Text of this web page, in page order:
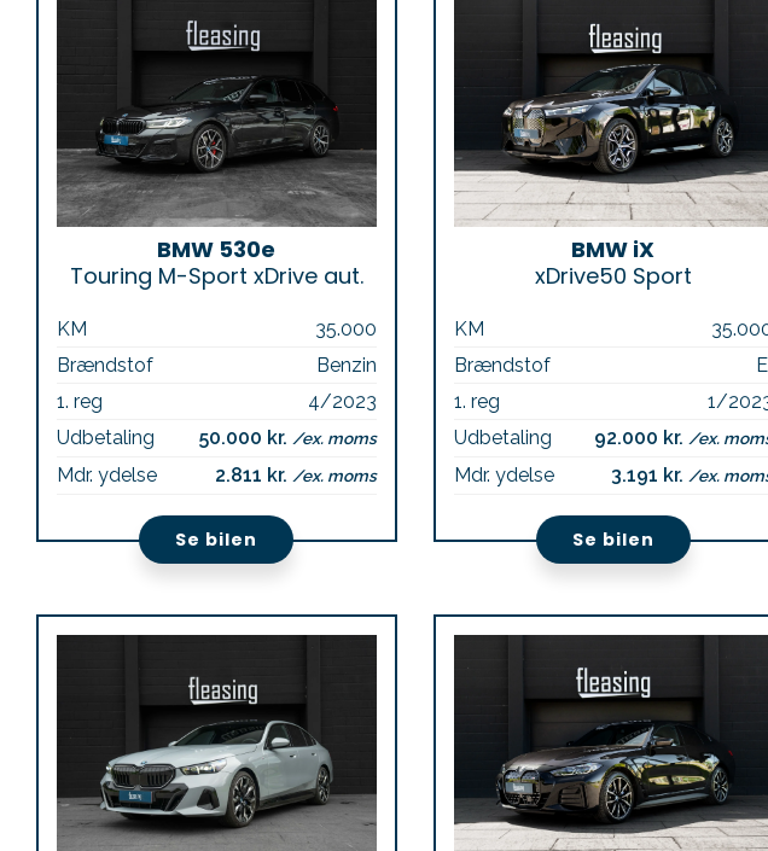
BMW 530e
Touring M-Sport xDrive aut.
KM
35.000
Brændstof
Benzin
1. reg
4/2023
Udbetaling
50.000 kr. /ex. moms
Mdr. ydelse 2.811 kr. /ex. moms
Se bilen
BMW iX
xDrive50 Sport
KM
Brændstof
1. reg
1/
Udbetaling
92.000 kr. /ex.
Mdr. ydelse 3.191 kr. /ex.
Se bilen